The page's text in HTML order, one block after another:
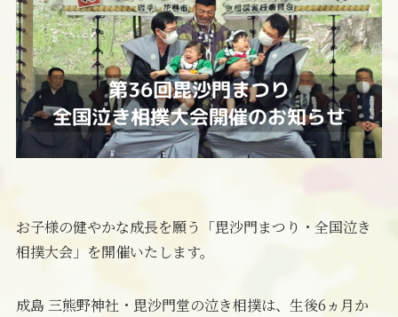
お子様の健やかな成長を願う「毘沙門まつり・全国泣き
相撲大会」を開催いたします。
成島 三熊野神社・毘沙門堂の泣き相撲は、生後6ヵ月か